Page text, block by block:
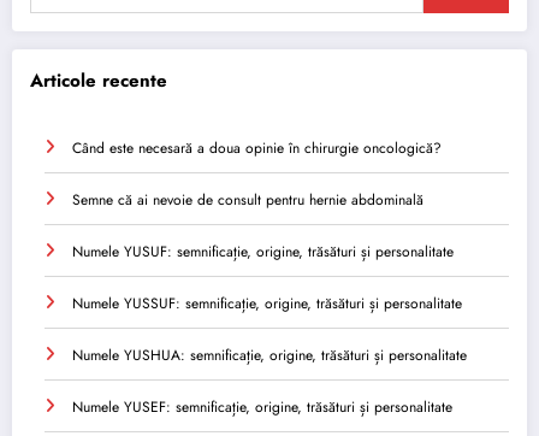
Articole recente
Când este necesară a doua opinie în chirurgie oncologică?
Semne că ai nevoie de consult pentru hernie abdominală
Numele YUSUF: semnificație, origine, trăsături și personalitate
Numele YUSSUF: semnificație, origine, trăsături și personalitate
Numele YUSHUA: semnificație, origine, trăsături și personalitate
Numele YUSEF: semnificație, origine, trăsături și personalitate